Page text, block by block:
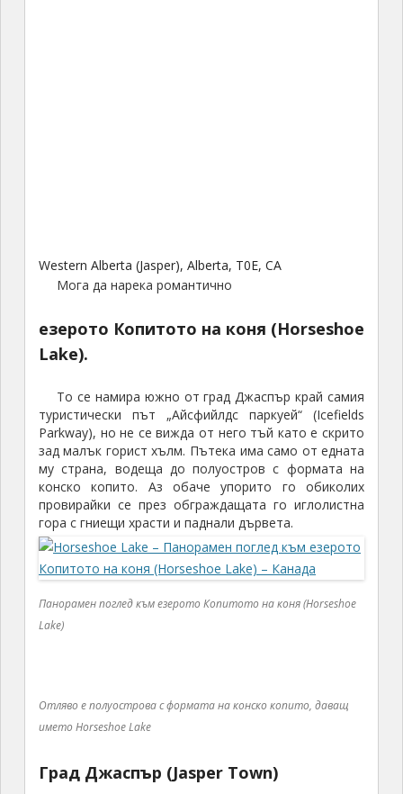
Western Alberta (Jasper), Alberta, T0E, CA
Мога да нарека романтично
езерото Копитото на коня (Horseshoe
Lake).
То се намира южно от град Джаспър край самия
туристически път „Айсфийлдс паркуей“ (Icefields
Parkway), но не се вижда от него тъй като е скрито
зад малък горист хълм. Пътека има само от едната
му страна, водеща до полуостров с формата на
конско копито. Аз обаче упорито го обиколих
провирайки се през обграждащата го иглолистна
гора с гниещи храсти и паднали дървета.
Панорамен поглед към езерото Копитото на коня (Horseshoe
Lake)
Отляво е полуострова с формата на конско копито, даващ
името Horseshoe Lake
Град Джаспър (Jasper Town)